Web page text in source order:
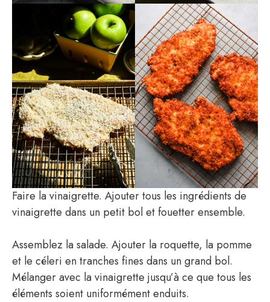
Faire la vinaigrette. Ajouter tous les ingrédients de
vinaigrette dans un petit bol et fouetter ensemble.
Assemblez la salade. Ajouter la roquette, la pomme
et le céleri en tranches fines dans un grand bol.
Mélanger avec la vinaigrette jusqu’à ce que tous les
éléments soient uniformément enduits.